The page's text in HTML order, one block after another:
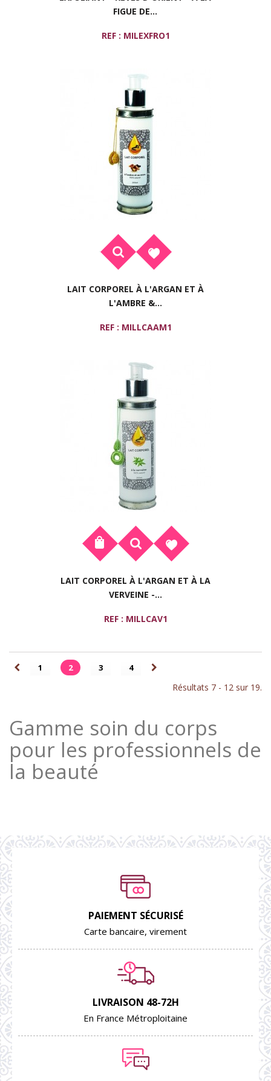
FIGUE DE...
REF : MILEXFRO1
LAIT CORPOREL À L'ARGAN ET À
L'AMBRE &...
REF : MILLCAAM1
LAIT CORPOREL À L'ARGAN ET À LA
VERVEINE -...
REF : MILLCAV1
1 2 3 4
Résultats 7 - 12 sur 19.
Gamme soin du corps
pour les professionnels de
la beauté
PAIEMENT SÉCURISÉ
Carte bancaire, virement
LIVRAISON 48-72H
En France Métroploitaine